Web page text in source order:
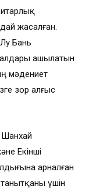
жасалған.
Бань
ашылатын
мәдениет
зор алғыс
Шанхай
Екінші
арналған
үшін